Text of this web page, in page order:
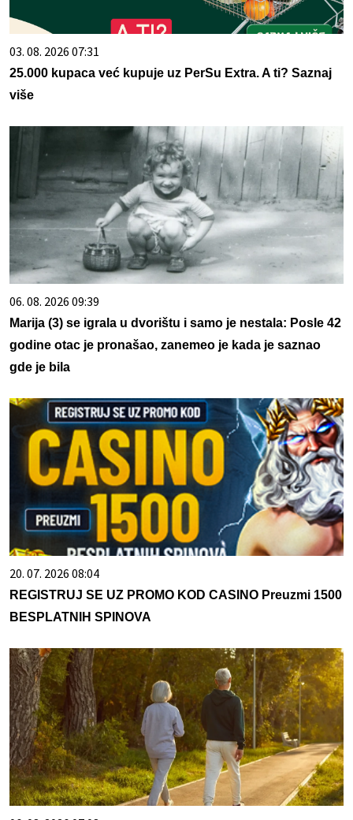
03. 08. 2026 07:31
25.000 kupaca već kupuje uz PerSu Extra. A ti? Saznaj
više
06. 08. 2026 09:39
Marija (3) se igrala u dvorištu i samo je nestala: Posle 42
godine otac je pronašao, zanemeo je kada je saznao
gde je bila
20. 07. 2026 08:04
REGISTRUJ SE UZ PROMO KOD CASINO Preuzmi 1500
BESPLATNIH SPINOVA